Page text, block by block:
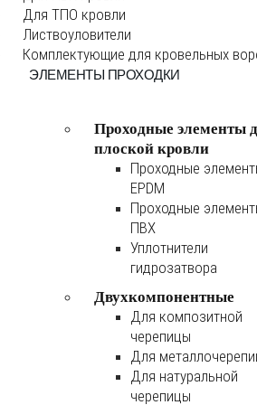
Для ТПО кровли
Листвоуловители
Комплектующие для кровельных
ЭЛЕМЕНТЫ ПРОХОДКИ
Проходные элементы
плоской кровли
Проходные
EPDM
Проходные
ПВХ
Уплотнители
гидрозатвора
Двухкомпонентные
Для композитной
черепицы
Для
Для натуральной
черепицы